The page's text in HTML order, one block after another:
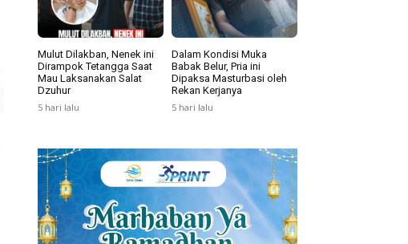
Mulut Dilakban, Nenek ini
Dirampok Tetangga Saat
Mau Laksanakan Salat
Dzuhur
5 hari lalu
Dalam Kondisi Muka
Babak Belur, Pria ini
Dipaksa Masturbasi oleh
Rekan Kerjanya
5 hari lalu